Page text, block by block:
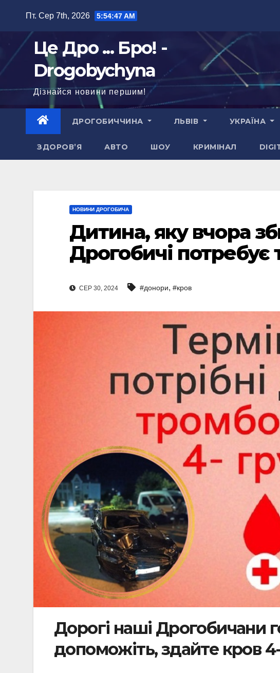
Пт. Сер 7th, 2026 5:54:49 AM
Це Дро ... Бро! -
Drogobychyna
Дізнайся новини першим!
ДРОГОБИЧЧИНА ЛЬВІВ УКРАЇНА
ЗДОРОВ’Я АВТО ШОУ КРИМІНАЛ
НОВИНИ ДРОГОБИЧА
Дитина, яку вчора
Дрогобичі потребує
СЕР 30, 2024 #донори, #кров
Дорогі наші Дрогобичани
допоможіть, здайте кров